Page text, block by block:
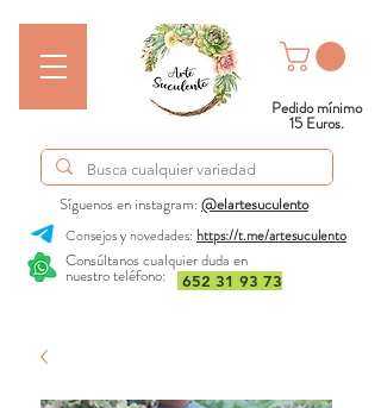
Consúltanos cualquier duda en
nuestro teléfono:
Síguenos en instagram:@elartesuculento
652 31 93 73
Consejos y novedades: https://t.me/artesuculento
Pedido mínimo
15 Euros.